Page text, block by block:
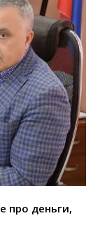
про деньги,